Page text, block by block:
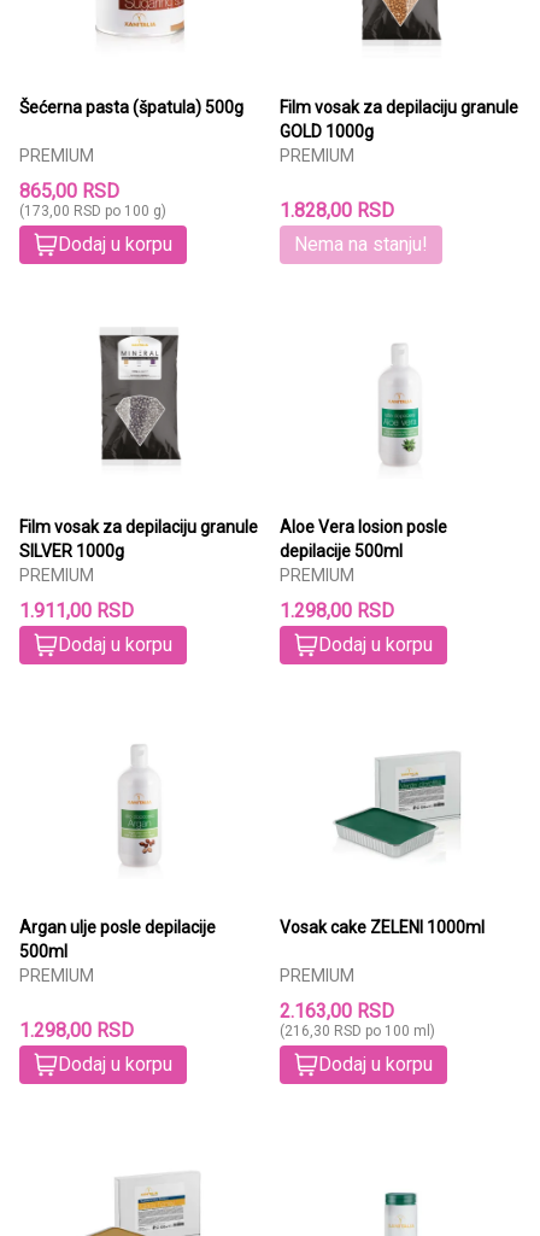
Šećerna pasta (špatula) 500g
PREMIUM
865,00 RSD
(173,00 RSD po 100 g)
Dodaj u korpu
Film vosak za depilaciju granule
GOLD 1000g
PREMIUM
1.828,00 RSD
Nema na stanju!
Film vosak za depilaciju granule
SILVER 1000g
PREMIUM
1.911,00 RSD
Dodaj u korpu
Aloe Vera losion posle
depilacije 500ml
PREMIUM
1.298,00 RSD
Dodaj u korpu
Argan ulje posle depilacije
500ml
PREMIUM
1.298,00 RSD
Dodaj u korpu
Vosak cake ZELENI 1000ml
PREMIUM
2.163,00 RSD
(216,30 RSD po 100 ml)
Dodaj u korpu